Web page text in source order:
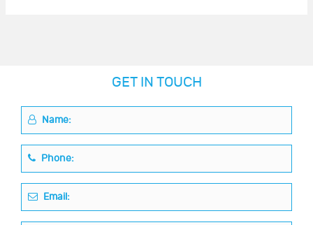
GET IN TOUCH
Name:
Phone:
Email: